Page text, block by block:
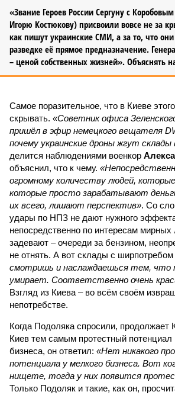
«Звание Героев России Сергуну с
Игорю Костюкову) присвоили вовсе не за
как пишут украинские СМИ, а за то, что
разведке её прямое предназначение.
– ценой собственных жизней». Объяснять
Самое поразительное, что в Киеве
скрывать. «Советник офиса
пришёл в эфир немецкого вещателя
почему украинские дроны жгут склады
делится наблюдениями военкор
объяснил, что к чему.
огромному количеству людей,
которые просто зарабатывают
их всего, лишают перспектив». Со
удары по НПЗ не дают нужного
непосредственно по интересам
задевают – очереди за бензином,
не отнять. А вот склады с ширпотребом
смотришь и наслаждаешься тем, что
умирает. Соответственно очень
Взгляд из Киева – во всём своём
непотребстве.
Когда Подоляка спросили, продолжает
Киев тем самым протестный потенциал
бизнеса, он ответил: «Нет никакого
потенциала у мелкого бизнеса. Вот
нищете, тогда у них появится
Только Подоляк и такие, как он,